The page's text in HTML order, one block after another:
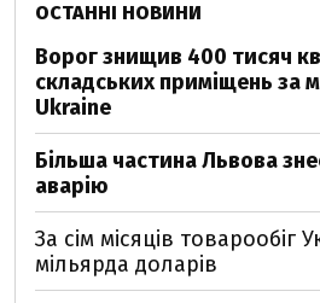
ОСТАННІ НОВИНИ
Ворог знищив 400 тисяч
складських приміщень за
Ukraine
Більша частина Львова
аварію
За сім місяців товарообіг
мільярда доларів